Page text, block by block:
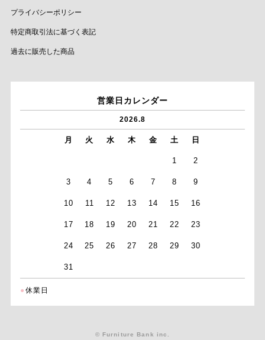
プライバシーポリシー
特定商取引法に基づく表記
過去に販売した商品
営業日カレンダー
2026.8
月 火 水 木 金 土 日
1 2
3 4 5 6 7 8 9
10 11 12 13 14 15 16
17 18 19 20 21 22 23
24 25 26 27 28 29 30
31
● 休業日
© Furniture Bank inc.